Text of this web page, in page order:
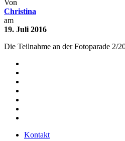
Von
Christina
am
19. Juli 2016
Die Teilnahme an der Fotoparade 2/
Kontakt